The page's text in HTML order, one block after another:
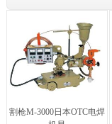
割枪M-3000日本OTC电焊